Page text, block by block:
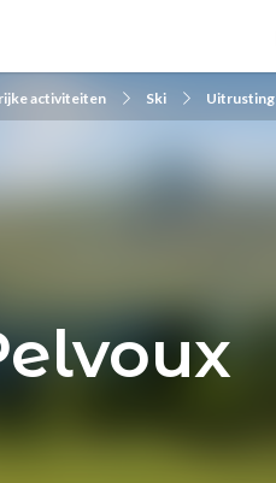
activiteiten Ski Uitrusting